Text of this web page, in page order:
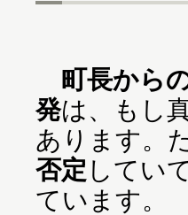
町長から
発は、もし
あります。
否定 してい
ています。